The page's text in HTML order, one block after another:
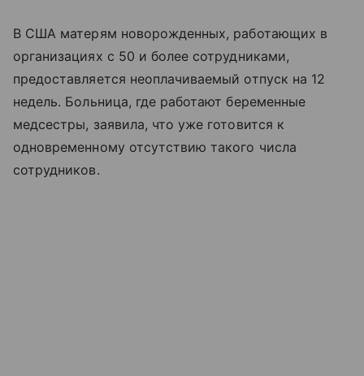
В США матерям новорожденных, работающих в
организациях с 50 и более сотрудниками,
предоставляется неоплачиваемый отпуск на 12
недель. Больница, где работают беременные
медсестры, заявила, что уже готовится к
одновременному отсутствию такого числа
сотрудников.